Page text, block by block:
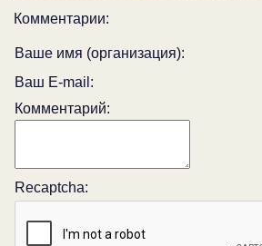
Комментарии:
Ваше имя (организация):
Ваш E-mail:
Комментарий:
Recaptcha: